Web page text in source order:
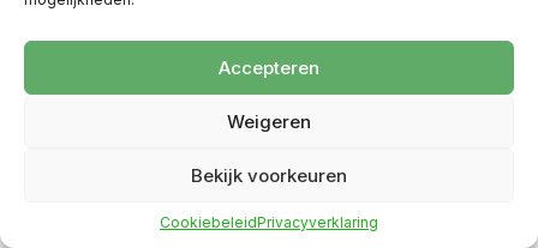
Accepteren
Weigeren
Bekijk voorkeuren
CookiebeleidPrivacyverklaring